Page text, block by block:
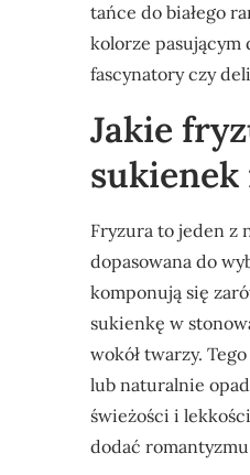
tańce do białego
kolorze pasującym
fascynatory czy
Jakie
sukienek
Fryzura to jeden z
dopasowana do
komponują się
sukienkę w
wokół twarzy.
lub naturalnie
świeżości i
dodać